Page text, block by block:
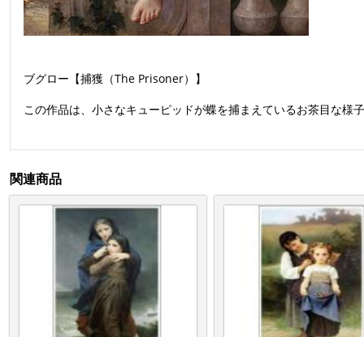
ブグロー【捕獲（The Prisoner）】
この作品は、小さなキューピッドが蝶を捕まえているお茶目な様
関連商品